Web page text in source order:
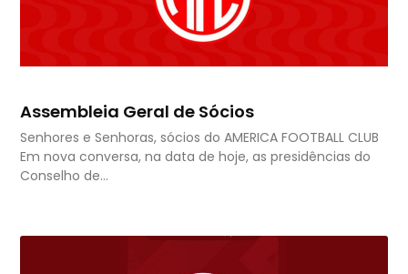
Assembleia Geral de Sócios
Senhores e Senhoras, sócios do AMERICA FOOTBALL CLUB
Em nova conversa, na data de hoje, as presidências do
Conselho de…